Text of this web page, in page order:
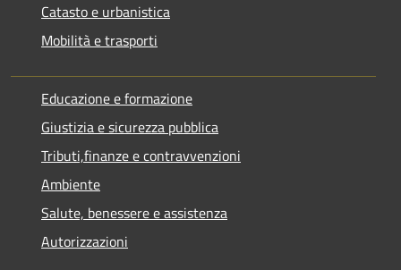
Catasto e urbanistica
Mobilità e trasporti
Educazione e formazione
Giustizia e sicurezza pubblica
Tributi,finanze e contravvenzioni
Ambiente
Salute, benessere e assistenza
Autorizzazioni